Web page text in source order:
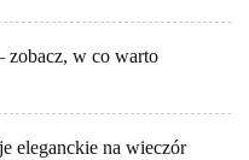
w co warto
eleganckie na wieczór